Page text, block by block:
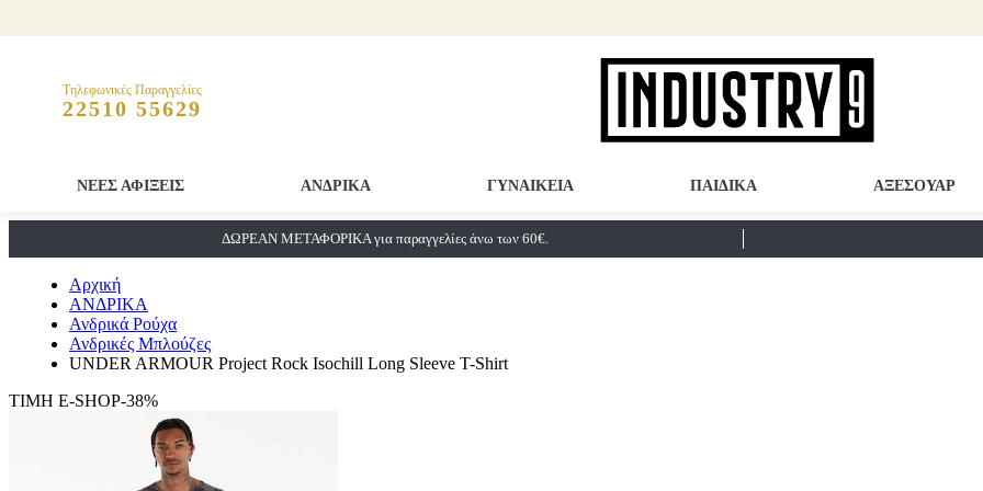
Τηλεφωνικές Παραγγελίες
22510 55629
ΝΕΕΣ ΑΦΙΞΕΙΣ ΑΝΔΡΙΚΑ ΓΥΝΑΙΚΕΙΑ ΠΑΙΔΙΚΑ ΑΞΕΣΟΥΑΡ
ΔΩΡΕΑΝ ΜΕΤΑΦΟΡΙΚΑ για παραγγελίες άνω των 60€.
Αρχική
ΑΝΔΡΙΚΑ
Ανδρικά Ρούχα
Ανδρικές Μπλούζες
UNDER ARMOUR Project Rock Isochill Long Sleeve T-Shirt
ΤΙΜΗ E-SHOP-38%